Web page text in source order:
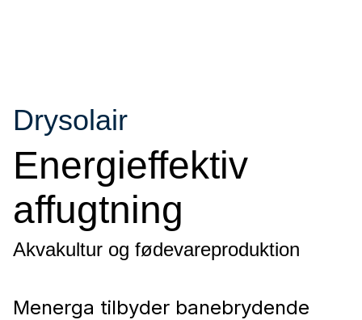
Energieffektiv
affugtning
Drysolair
Akvakultur og fødevareproduktion
Menerga tilbyder banebrydende